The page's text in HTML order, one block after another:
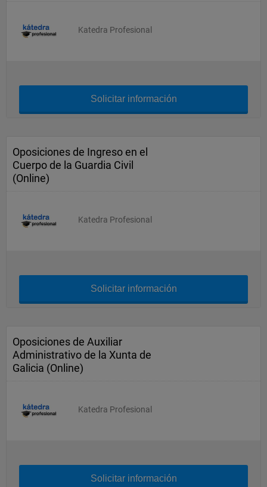
Katedra Profesional
Solicitar información
Oposiciones de Ingreso en el
Cuerpo de la Guardia Civil
(Online)
Katedra Profesional
Solicitar información
Oposiciones de Auxiliar
Administrativo de la Xunta de
Galicia (Online)
Katedra Profesional
Solicitar información